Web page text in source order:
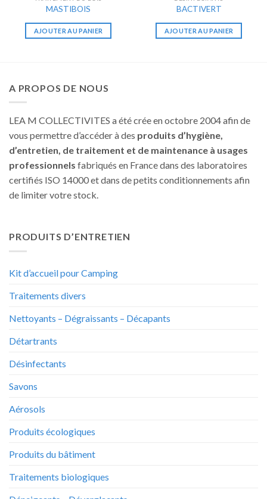
MASTIBOIS
AJOUTER AU PANIER
BACTIVERT
AJOUTER AU PANIER
A PROPOS DE NOUS
LEA M COLLECTIVITES a été crée en octobre 2004 afin de
vous permettre d’accéder à des produits d’hygiène,
d’entretien, de traitement et de maintenance à usages
professionnels fabriqués en France dans des laboratoires
certifiés ISO 14000 et dans de petits conditionnements afin
de limiter votre stock.
PRODUITS D’ENTRETIEN
Kit d’accueil pour Camping
Traitements divers
Nettoyants – Dégraissants – Décapants
Détartrants
Désinfectants
Savons
Aérosols
Produits écologiques
Produits du bâtiment
Traitements biologiques